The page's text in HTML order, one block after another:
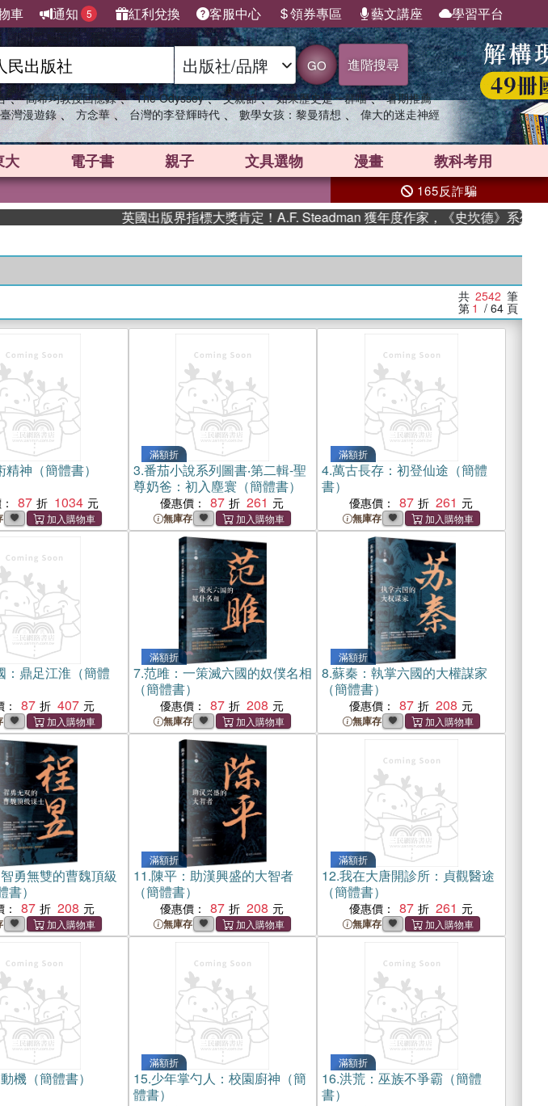
車 通知 5 紅利兌換 客服中心 領券專區 藝文講座 學習平台
GO 進階搜尋
、 高希均教授回憶錄 、 The Odyssey 、 父親節 、 如果歷史是一群喵 、 暑期推薦
灣漫遊錄 、 方念華 、 台灣的李登輝時代 、 數學女孩：黎曼猜想 、 偉大的迷走神經
大 電子書 親子 文具選物 漫畫 教科考用
165反詐騙
英國出版界指標大獎肯定！A.F. Steadman 獲年度作家，《史坎德》系列帶你踏上
共 2542 筆
第 1 / 64 頁
神（簡體書）
87 1034
滿額折
3.番茄小說系列圖書‧第二輯-聖
尊奶爸：初入塵寰（簡體書）
優惠價： 87 261
無庫存
滿額折
4.萬古長存：初登仙途（簡體
書）
優惠價： 87 261
無庫存
：鼎足江淮（簡體
87 407
滿額折
7.范雎：一策滅六國的奴僕名相
（簡體書）
優惠價： 87 208
無庫存
滿額折
8.蘇秦：執掌六國的大權謀家
（簡體書）
優惠價： 87 208
無庫存
勇無雙的曹魏頂級
）
87 208
滿額折
11.陳平：助漢興盛的大智者
（簡體書）
優惠價： 87 208
無庫存
滿額折
12.我在大唐開診所：貞觀醫途
（簡體書）
優惠價： 87 261
無庫存
機（簡體書）
滿額折
15.少年掌勺人：校園廚神（簡
體書）
滿額折
16.洪荒：巫族不爭霸（簡體
書）